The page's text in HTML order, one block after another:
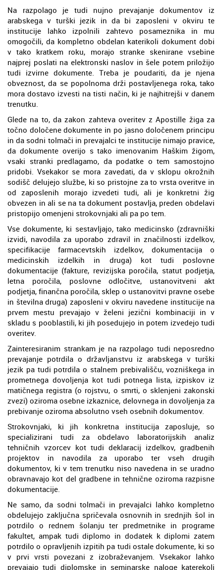
Na razpolago je tudi nujno prevajanje dokumentov iz
arabskega v turški jezik in da bi zaposleni v okviru te
institucije lahko izpolnili zahtevo posameznika in mu
omogočili, da kompletno obdelan katerikoli dokument dobi
v tako kratkem roku, morajo stranke skenirane vsebine
najprej poslati na elektronski naslov in šele potem priložijo
tudi izvirne dokumente. Treba je poudariti, da je njena
obveznost, da se popolnoma drži postavljenega roka, tako
mora dostavo izvesti na tisti način, ki je najhitrejši v danem
trenutku.
Glede na to, da zakon zahteva overitev z Apostille žiga za
točno določene dokumente in po jasno določenem principu
in da sodni tolmači in prevajalci te institucije nimajo pravice,
da dokumente overijo s tako imenovanim Haškim žigom,
vsaki stranki predlagamo, da podatke o tem samostojno
pridobi. Vsekakor se mora zavedati, da v sklopu okrožnih
sodišč delujejo službe, ki so pristojne za to vrsta overitve in
od zaposlenih morajo izvedeti tudi, ali je konkretni žig
obvezen in ali se na ta dokument postavlja, preden obdelavi
pristopijo omenjeni strokovnjaki ali pa po tem.
Vse dokumente, ki sestavljajo, tako medicinsko (zdravniški
izvidi, navodila za uporabo zdravil in značilnosti izdelkov,
specifikacije farmacevtskih izdelkov, dokumentacija o
medicinskih izdelkih in druga) kot tudi poslovne
dokumentacije (fakture, revizijska poročila, statut podjetja,
letna poročila, poslovne odločitve, ustanovitveni akt
podjetja, finančna poročila, sklep o ustanovitvi pravne osebe
in številna druga) zaposleni v okviru navedene institucije na
prvem mestu prevajajo v želeni jezični kombinaciji in v
skladu s pooblastili, ki jih posedujejo in potem izvedejo tudi
overitev.
Zainteresiranim strankam je na razpolago tudi neposredno
prevajanje potrdila o državljanstvu iz arabskega v turški
jezik pa tudi potrdila o stalnem prebivališču, vozniškega in
prometnega dovoljenja kot tudi potnega lista, izpiskov iz
matičnega registra (o rojstvu, o smrti, o sklenjeni zakonski
zvezi) oziroma osebne izkaznice, delovnega in dovoljenja za
prebivanje oziroma absolutno vseh osebnih dokumentov.
Strokovnjaki, ki jih konkretna institucija zaposluje, so
specializirani tudi za obdelavo laboratorijskih analiz
tehničnih vzorcev kot tudi deklaracij izdelkov, gradbenih
projektov in navodila za uporabo ter vseh drugih
dokumentov, ki v tem trenutku niso navedena in se uradno
obravnavajo kot del gradbene in tehnične oziroma razpisne
dokumentacije.
Ne samo, da sodni tolmači in prevajalci lahko kompletno
obdelujejo zaključna spričevala osnovnih in srednjih šol in
potrdilo o rednem šolanju ter predmetnike in programe
fakultet, ampak tudi diplomo in dodatek k diplomi zatem
potrdilo o opravljenih izpitih pa tudi ostale dokumente, ki so
v prvi vrsti povezani z izobraževanjem. Vsekakor lahko
prevajajo tudi diplomske in seminarske naloge katerekoli